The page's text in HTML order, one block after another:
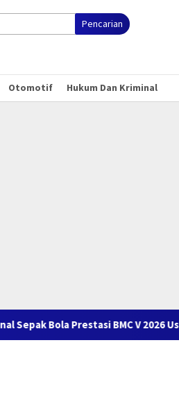
Pencarian
Otomotif Hukum Dan Kriminal
Prestasi BMC V 2026 Usai